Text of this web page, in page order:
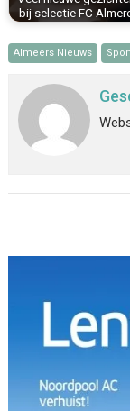
bij selectie FC
Almeers Nieuws